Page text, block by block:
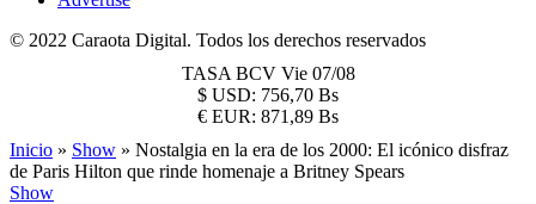
© 2022 Caraota Digital. Todos los derechos reservados
TASA BCV Vie 07/08
$ USD: 756,70 Bs
€ EUR: 871,89 Bs
Inicio » Show » Nostalgia en la era de los 2000: El icónico disfraz
de Paris Hilton que rinde homenaje a Britney Spears
Show